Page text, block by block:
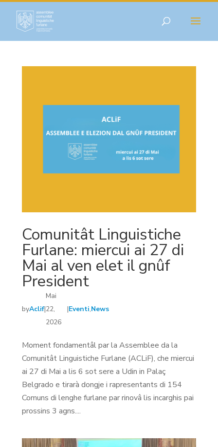
Comunitât Linguistiche
Furlane: miercui ai 27 di
Mai al ven elet il gnûf
President
byAclif|
Mai
22,
2026
|Eventi,News
Moment fondamentâl par la Assemblee da la
Comunitât Linguistiche Furlane (ACLiF), che miercui
ai 27 di Mai a lis 6 sot sere a Udin in Palaç
Belgrado e tirarà dongje i rapresentants di 154
Comuns di lenghe furlane par rinovâ lis incarghis pai
prossins 3 agns....